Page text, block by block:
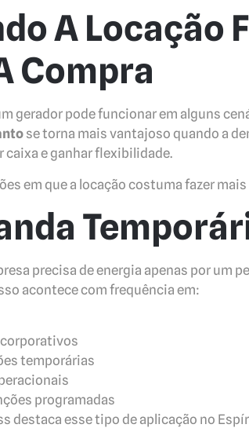
A Locação
Compra
gerador pode funcionar em alguns
se torna mais vantajoso quando a
caixa e ganhar flexibilidade.
em que a locação costuma fazer
precisa de energia apenas por um
acontece com frequência em:
temporárias
programadas
destaca esse tipo de aplicação no